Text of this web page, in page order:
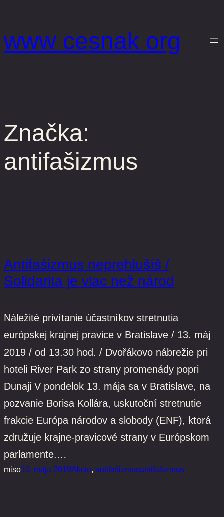
obsah
www cesnak org
Značka:
antifašizmus
Antifašizmus neprehlušíš /
Solidarita je viac než národ
Náležité privítanie účastníkov stretnutia
európskej krajnej pravice v Bratislave / 13. máj
2019 / od 13.30 hod. / Dvořákovo nábrežie pri
hoteli River Park zo strany promenády popri
Dunaji V pondelok 13. mája sa v Bratislave, na
pozvanie Borisa Kollára, uskutoční stretnutie
frakcie Európa národov a slobody (ENF), ktorá
združuje krajne-pravicové strany v Európskom
parlamente.…
miso10. mája 2019Akcie, antifašizmusantifašizmus